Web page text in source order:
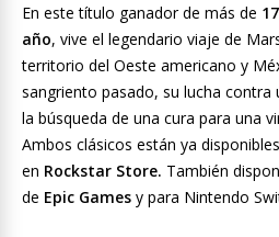
En este título ganador de más de
año, vive el legendario viaje de
territorio del Oeste americano y
sangriento pasado, su lucha
la búsqueda de una cura para una
Ambos clásicos están ya
en Rockstar Store. También
de Epic Games y para Nintendo